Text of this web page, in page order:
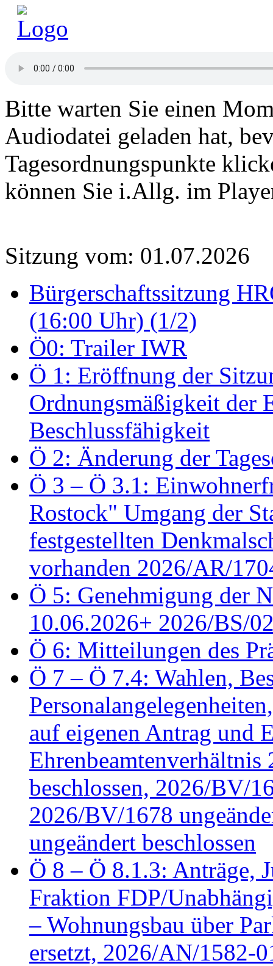
Bitte warten Sie einen
Audiodatei geladen hat,
Tagesordnungspunkte
können Sie i.Allg. im
Sitzung vom: 01.07.2026
Bürgerschaftssitzung
(16:00 Uhr) (1/2)
Ö0: Trailer IWR
Ö 1: Eröffnung der
Ordnungsmäßigkeit der
Beschlussfähigkeit
Ö 2: Änderung der
Ö 3 – Ö 3.1:
Rostock" Umgang der
festgestellten
vorhanden 2026/AR/
Ö 5: Genehmigung der
10.06.2026+ 2026/BS/
Ö 6: Mitteilungen des
Ö 7 – Ö 7.4: Wahlen,
auf eigenen Antrag und
beschlossen, 2026/BV/
2026/BV/1678
ungeändert beschlossen
Ö 8 – Ö 8.1.3: Anträge,
Fraktion FDP/
– Wohnungsbau über
ersetzt, 2026/AN/1582-